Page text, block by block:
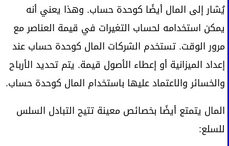
يُشار إلى المال أيضًا كوحدة حساب. وهذا يعني أنه
يمكن استخدامه لحساب التغيرات في قيمة العناصر مع
مرور الوقت. تستخدم الشركات المال كوحدة حساب عند
إعداد الميزانية أو إعطاء الأصول قيمة. يتم تحديد الأرباح
والخسائر والاعتماد عليها باستخدام المال كوحدة حساب.
المال يتمتع أيضًا بخصائص معينة تتيح التبادل السلس
للسلع: